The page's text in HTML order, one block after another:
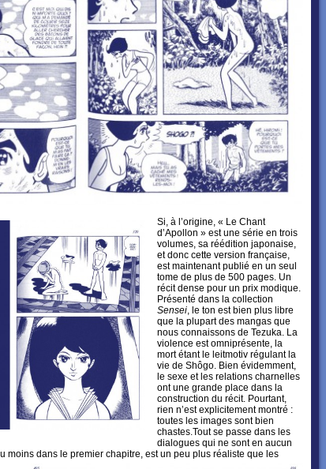
Si, à l’origine, « Le Chant
d’Apollon » est une série en trois
volumes, sa réédition japonaise,
et donc cette version française,
est maintenant publié en un seul
tome de plus de 500 pages. Un
récit dense pour un prix modique.
Présenté dans la collection
Sensei, le ton est bien plus libre
que la plupart des mangas que
nous connaissons de Tezuka. La
violence est omniprésente, la
mort étant le leitmotiv régulant la
vie de Shôgo. Bien évidemment,
le sexe et les relations charnelles
ont une grande place dans la
construction du récit. Pourtant,
rien n’est explicitement montré :
toutes les images sont bien
chastes.Tout se passe dans les
dialogues qui ne sont en aucun
moins dans le premier chapitre, est un peu plus réaliste que les